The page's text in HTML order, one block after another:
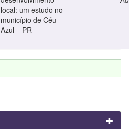
local: um estudo no
município de Céu
Azul – PR